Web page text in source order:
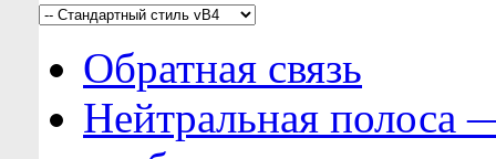
Обратная связь
Нейтральная полоса